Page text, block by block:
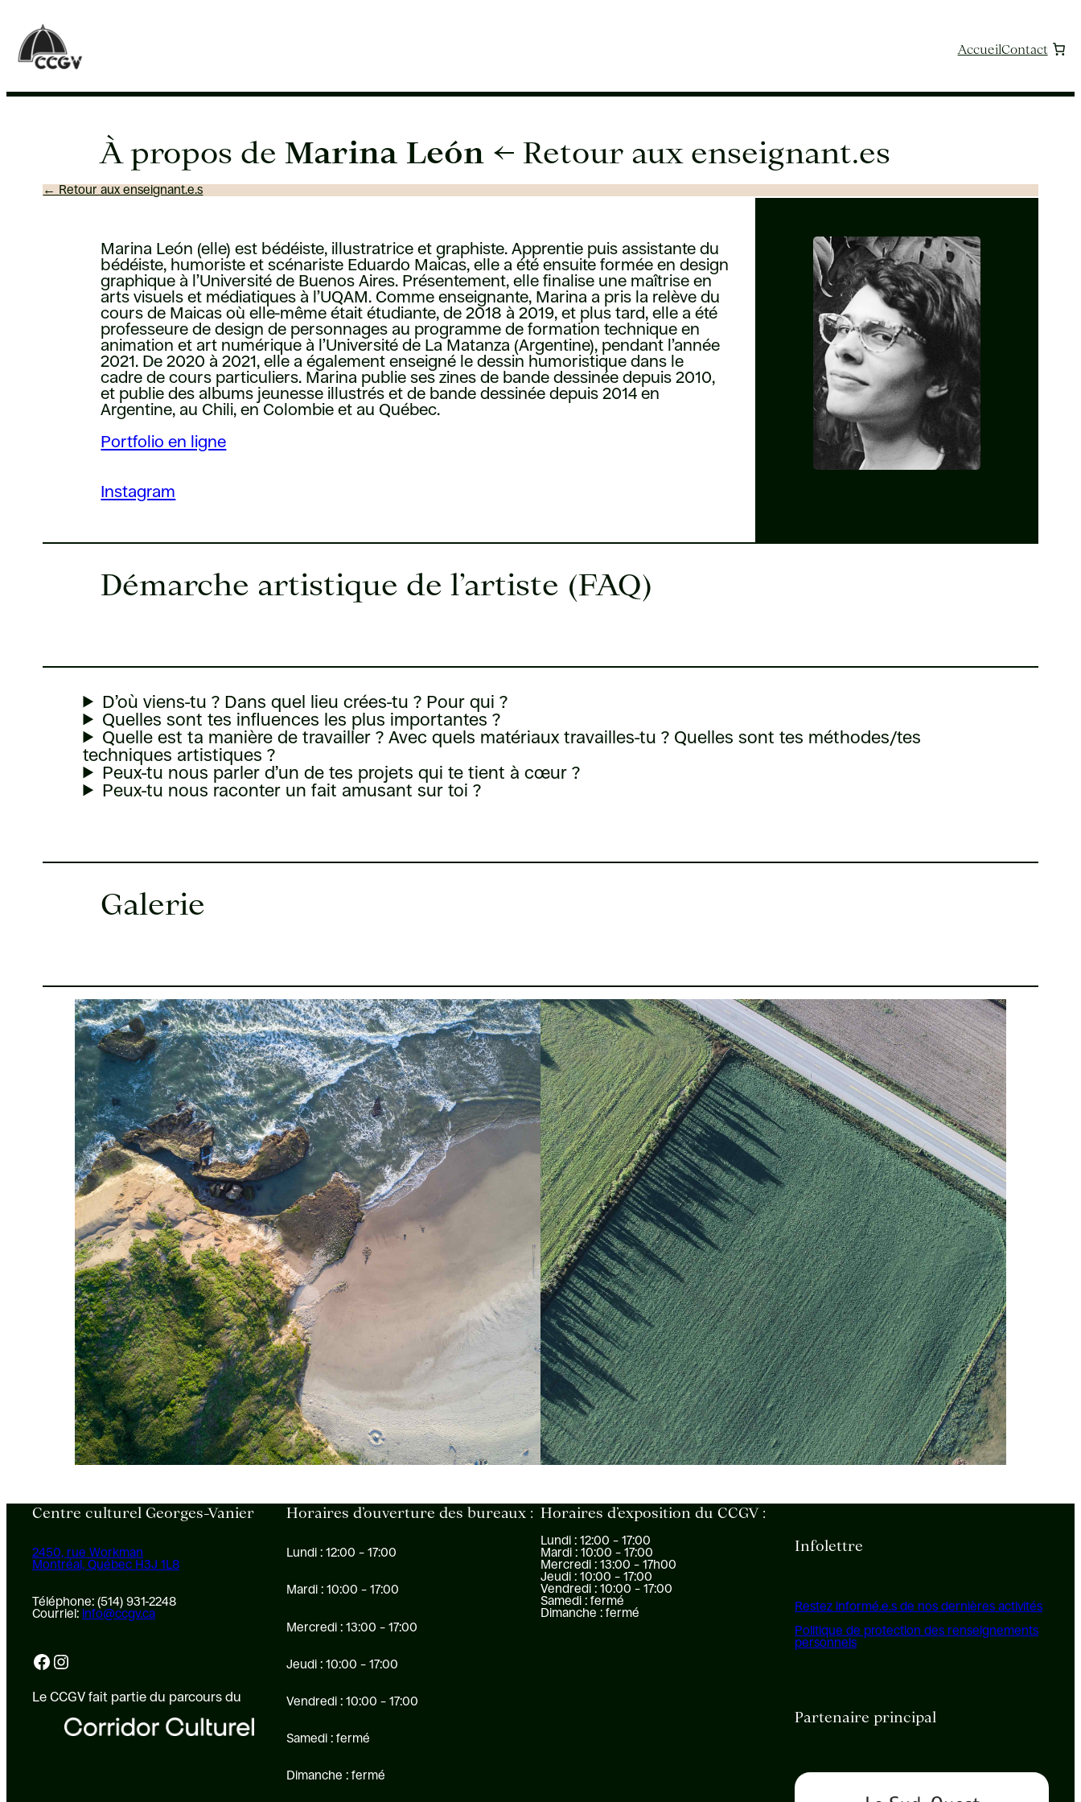
contenu
AccueilContact
À propos de Marina León ← Retour aux enseignant.es
← Retour aux enseignant.e.s
Marina León (elle) est bédéiste, illustratrice et graphiste. Apprentie puis assistante du
bédéiste, humoriste et scénariste Eduardo Maicas, elle a été ensuite formée en design
graphique à l’Université de Buenos Aires. Présentement, elle finalise une maîtrise en
arts visuels et médiatiques à l’UQAM. Comme enseignante, Marina a pris la relève du
cours de Maicas où elle-même était étudiante, de 2018 à 2019, et plus tard, elle a été
professeure de design de personnages au programme de formation technique en
animation et art numérique à l’Université de La Matanza (Argentine), pendant l’année
2021. De 2020 à 2021, elle a également enseigné le dessin humoristique dans le
cadre de cours particuliers. Marina publie ses zines de bande dessinée depuis 2010,
et publie des albums jeunesse illustrés et de bande dessinée depuis 2014 en
Argentine, au Chili, en Colombie et au Québec.
Portfolio en ligne
Instagram
Démarche artistique de l’artiste (FAQ)
D’où viens-tu ? Dans quel lieu crées-tu ? Pour qui ?
Quelles sont tes influences les plus importantes ?
Quelle est ta manière de travailler ? Avec quels matériaux travailles-tu ? Quelles sont tes méthodes/tes
techniques artistiques ?
Peux-tu nous parler d’un de tes projets qui te tient à cœur ?
Peux-tu nous raconter un fait amusant sur toi ?
Galerie
Centre culturel Georges-Vanier
2450, rue Workman
Montréal, Québec H3J 1L8
Téléphone: (514) 931-2248
Courriel: info@ccgv.ca
Facebook Instagram
Le CCGV fait partie du parcours du
Horaires d’ouverture des bureaux :
Lundi : 12:00 – 17:00
Mardi : 10:00 – 17:00
Mercredi : 13:00 – 17:00
Jeudi : 10:00 – 17:00
Vendredi : 10:00 – 17:00
Samedi : fermé
Dimanche : fermé
Horaires d’exposition du CCGV :
Lundi : 12:00 – 17:00
Mardi : 10:00 – 17:00
Mercredi : 13:00 – 17h00
Jeudi : 10:00 – 17:00
Vendredi : 10:00 – 17:00
Samedi : fermé
Dimanche : fermé
Infolettre
Restez informé.e.s de nos dernières activités
Politique de protection des renseignements
personnels
Partenaire principal